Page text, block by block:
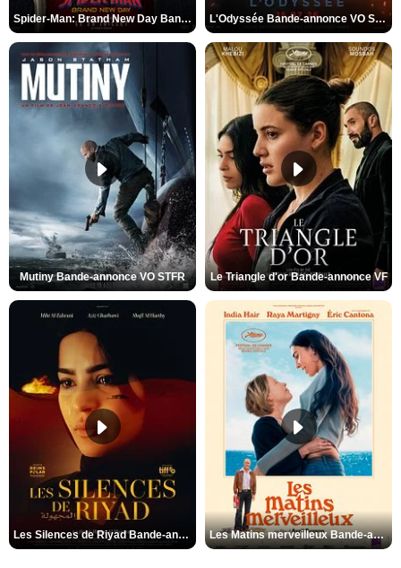
Spider-Man: Brand New Day Bande-annonce VO STFR L'Odyssée Bande-annonce VO STFR
Mutiny Bande-annonce VO STFR Le Triangle d'or Bande-annonce VF
Les Silences de Riyad Bande-annonce VO STFR Les Matins merveilleux Bande-annonce VF